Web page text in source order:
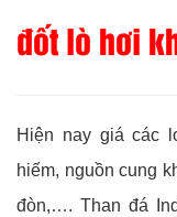
đốt lò hơi
Hiện nay giá các
hiếm, nguồn cung
đòn,…. Than đá